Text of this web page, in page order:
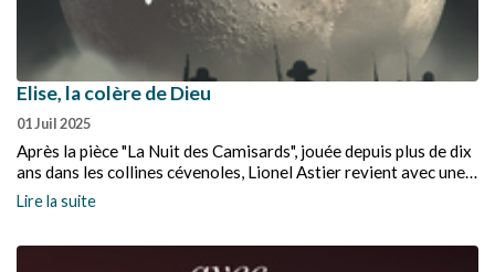
Elise, la colère de Dieu
01 Juil 2025
Après la pièce "La Nuit des Camisards", jouée depuis plus de dix
ans dans les collines cévenoles, Lionel Astier revient avec une
nouvelle création : Élise, la colère de Dieu. Mise en scène par
Gibert Rouvière avec les acteurs de la compagnie du Zinc
Lire la suite